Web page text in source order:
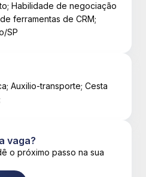
Habilidade de negociação
ferramentas de CRM;
SP
Auxilio-transporte; Cesta
vaga?
o próximo passo na sua